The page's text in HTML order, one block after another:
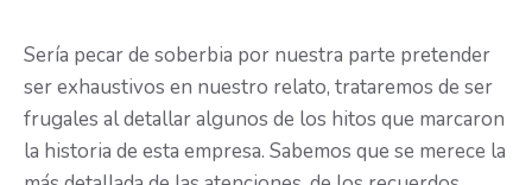
Sería pecar de soberbia por nuestra parte pretender
ser exhaustivos en nuestro relato, trataremos de ser
frugales al detallar algunos de los hitos que marcaron
la historia de esta empresa. Sabemos que se merece la